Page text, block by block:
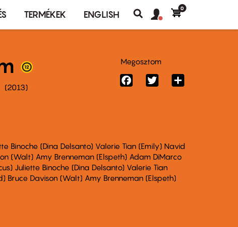
TERMÉKEK ENGLISH
Keresés
fiók
Felhasználói
0
2013
Binoche (Dina Delsanto) Valerie Tian (Emily) Navid
(Walt) Amy Brenneman (Elspeth) Adam DiMarco
Juliette Binoche (Dina Delsanto) Valerie Tian
Bruce Davison (Walt) Amy Brenneman (Elspeth)
Megosztom
FacebookTwitter